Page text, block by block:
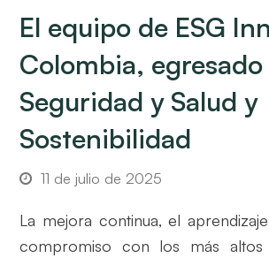
El equipo de ESG
Colombia, egresado
Seguridad y Salud y
Sostenibilidad
11 de julio de 2025
La mejora continua, el
compromiso con los más altos